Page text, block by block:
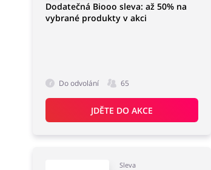
Dodatečná Biooo sleva: až 50% na
vybrané produkty v akci
Do odvolání 65
JDĚTE DO AKCE
Sleva